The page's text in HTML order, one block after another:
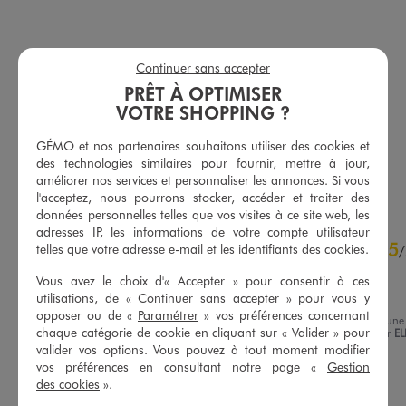
Sac besace en cuir imitation grainé et tissu pailleté femme
24,99 €
AJOUTERAU PANIER
Pochette téléphone et portefeuille avec bandoulière femme
14,99 €
AJOUTERAU PANIER
5/5
Basé sur16 avis soumis à un
contrôle
Voir tous les avis sur ce site
5/
Très pratique et joli
Avis du04/08/2026 , suite à une
expérience du22/07/2026 par
V.
Utile Signaler
PRÊT À OPTIMISER
VOTRE SHOPPING ?
GÉMO et nos partenaires souhaitons utiliser des cookies et
des technologies similaires pour fournir, mettre à jour,
améliorer nos services et personnaliser les annonces. Si vous
l'acceptez, nous pourrons stocker, accéder et traiter des
données personnelles telles que vos visites à ce site web, les
adresses IP, les informations de votre compte utilisateur
telles que votre adresse e-mail et les identifiants des cookies.
Vous avez le choix d'« Accepter » pour consentir à ces
utilisations, de « Continuer sans accepter » pour vous y
opposer ou de « Paramétrer » vos préférences concernant
chaque catégorie de cookie en cliquant sur « Valider » pour
valider vos options. Vous pouvez à tout moment modifier
vos préférences en consultant notre page « Gestion
des cookies ».
Continuer sans accepter